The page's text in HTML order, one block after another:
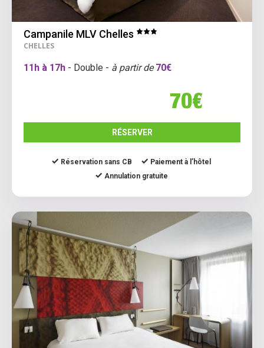
Campanile MLV Chelles
CHELLES
11h à 17h - Double - à partir de 70€
70€
RÉSERVER
Réservation sans CB
Paiement à l’hôtel
Annulation gratuite